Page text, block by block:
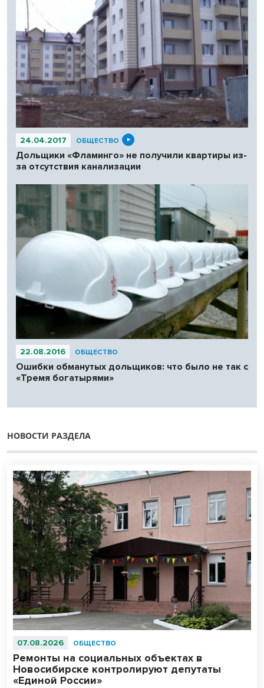
24.04.2017 ОБЩЕСТВО
Дольщики «Фламинго» не получили квартиры из-
за отсутствия канализации
22.08.2016 ОБЩЕСТВО
Ошибки обманутых дольщиков: что было не так с
«Тремя богатырями»
НОВОСТИ РАЗДЕЛА
07.08.2026 ОБЩЕСТВО
Ремонты на социальных объектах в
Новосибирске контролируют депутаты
«Единой России»